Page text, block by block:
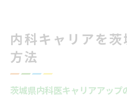
内科キャリアを
方法
茨城県内科医キャリアアップ